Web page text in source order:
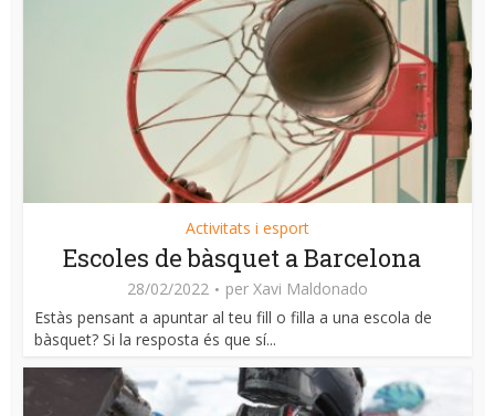
Activitats i esport
Escoles de bàsquet a Barcelona
28/02/2022 per Xavi Maldonado
Estàs pensant a apuntar al teu fill o filla a una escola de
bàsquet? Si la resposta és que sí...